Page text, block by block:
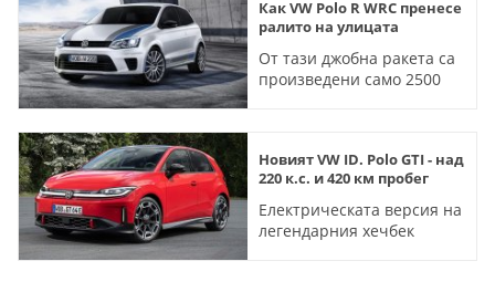
Как VW Polo R WRC пренесе
ралито на улицата
От тази джобна ракета са
произведени само 2500
Новият VW ID. Polo GTI - над
220 к.с. и 420 км пробег
Електрическата версия на
легендарния хечбек